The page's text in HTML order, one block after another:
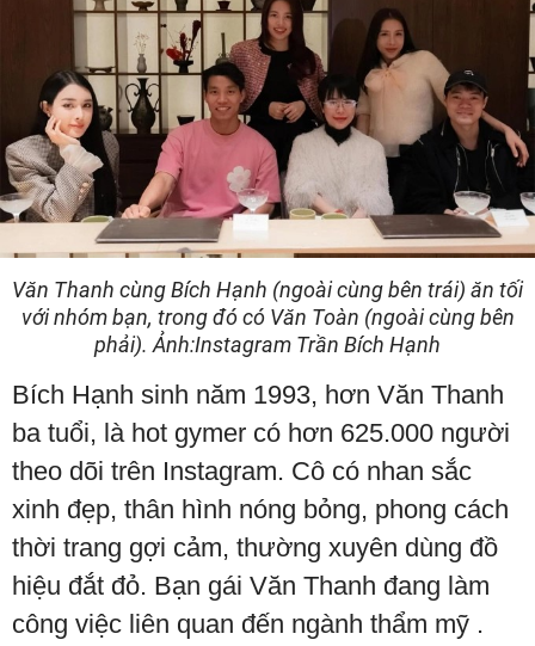
Văn Thanh cùng Bích Hạnh (ngoài cùng bên trái) ăn tối
với nhóm bạn, trong đó có Văn Toàn (ngoài cùng bên
phải). Ảnh:Instagram Trần Bích Hạnh
Bích Hạnh sinh năm 1993, hơn Văn Thanh
ba tuổi, là hot gymer có hơn 625.000 người
theo dõi trên Instagram. Cô có nhan sắc
xinh đẹp, thân hình nóng bỏng, phong cách
thời trang gợi cảm, thường xuyên dùng đồ
hiệu đắt đỏ. Bạn gái Văn Thanh đang làm
công việc liên quan đến ngành thẩm mỹ .